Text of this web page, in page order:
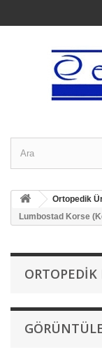
Ortopedik
Lumbostad Korse
ORTOPEDIK